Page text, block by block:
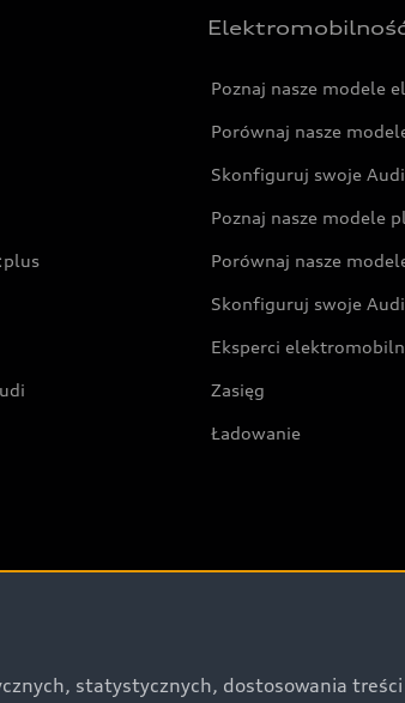
Poznaj nasze modele
Porównaj nasze
Skonfiguruj swoje
Poznaj nasze modele
Porównaj nasze
Skonfiguruj swoje
Eksperci
Zasięg
Ładowanie
statystycznych, dostosowania